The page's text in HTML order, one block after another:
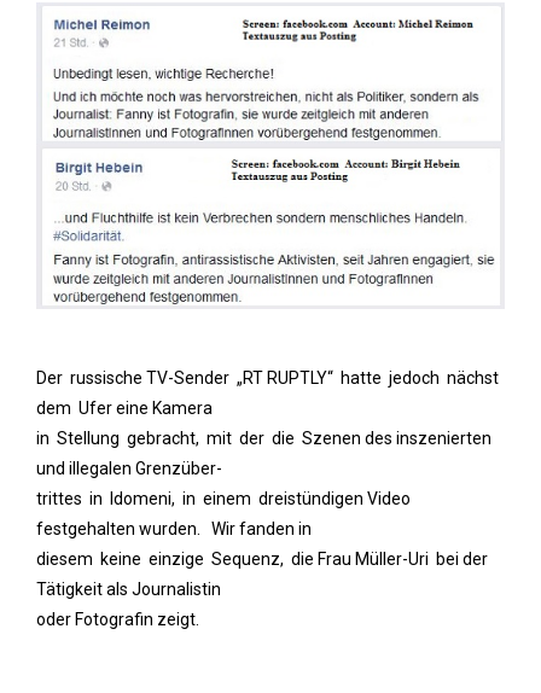
Der russische TV-Sender „RT RUPTLY“ hatte jedoch nächst
dem Ufer eine Kamera
in Stellung gebracht, mit der die Szenen des inszenierten
und illegalen Grenzüber-
trittes in Idomeni, in einem dreistündigen Video
festgehalten wurden. Wir fanden in
diesem keine einzige Sequenz, die Frau Müller-Uri bei der
Tätigkeit als Journalistin
oder Fotografin zeigt.